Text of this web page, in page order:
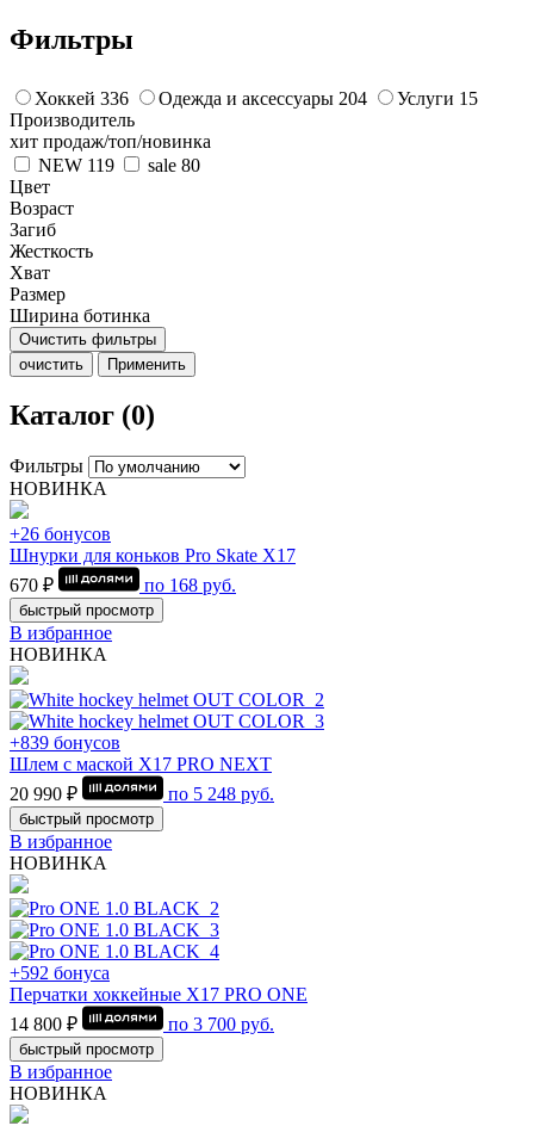
Фильтры
Хоккей 336 Одежда и аксессуары 204 Услуги 15
Производитель
хит продаж/топ/новинка
NEW 119 sale 80
Цвет
Возраст
Загиб
Жесткость
Хват
Размер
Ширина ботинка
Очистить фильтры
очистить
Применить
Каталог (0)
Фильтры
НОВИНКА
+26 бонусов
Шнурки для коньков Pro Skate Х17
670 ₽
по 168 руб.
быстрый просмотр
В избранное
НОВИНКА
+839 бонусов
Шлем с маской Х17 PRO NEXT
20 990 ₽
по 5 248 руб.
быстрый просмотр
В избранное
НОВИНКА
+592 бонуса
Перчатки хоккейные Х17 PRO ONE
14 800 ₽
по 3 700 руб.
быстрый просмотр
В избранное
НОВИНКА